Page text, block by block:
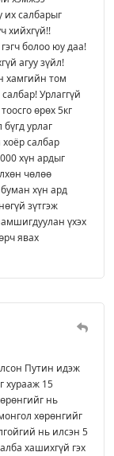
их салбарыг
хийхгүй!!
болоо юу даа!
агуу зүйл!
хамгийн том
Урлаггүй
өрөх 5кг
урлаг
хоёр салбар
хүн ардыг
чөлөө
хүн ард
зүтгэж
үхэх
явах
Путин идэж
хурааж 15
нь
хөрөнгийг
нь илсэн 5
хашихгүй гэх